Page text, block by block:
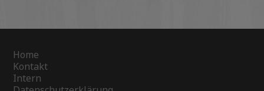
Home
Kontakt
Intern